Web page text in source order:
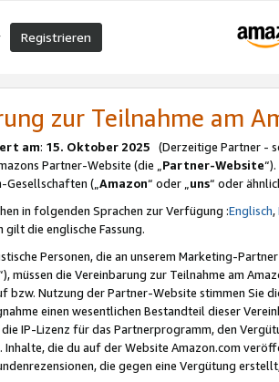
Registrieren
zur Teilnahme am
am: 15. Oktober 2025 (Derzeitige Partner -
Partner-Website (die „Partner-Website
Gesellschaften („Amazon“ oder „uns“ oder
in folgenden Sprachen zur Verfügung :Englisch,
gilt die englische Fassung.
Personen, die an unserem Marketing-
müssen die Vereinbarung zur Teilnahme am
bzw. Nutzung der Partner-Website stimmen Sie
einen wesentlichen Bestandteil dieser
IP-Lizenz für das Partnerprogramm, den
die du auf der Website Amazon.com
die gegen eine Vergütung